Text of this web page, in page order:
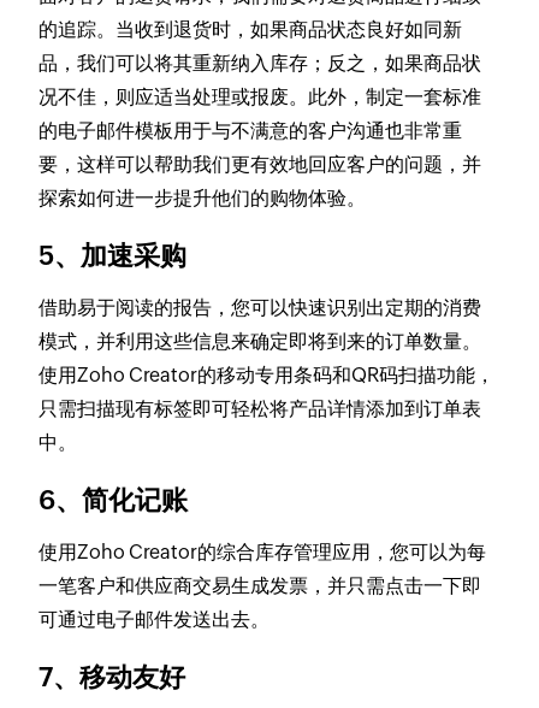
的追踪。当收到退货时，如果商品状态良好如同新
品，我们可以将其重新纳入库存；反之，如果商品状
况不佳，则应适当处理或报废。此外，制定一套标准
的电子邮件模板用于与不满意的客户沟通也非常重
要，这样可以帮助我们更有效地回应客户的问题，并
探索如何进一步提升他们的购物体验。
5、加速采购
借助易于阅读的报告，您可以快速识别出定期的消费
模式，并利用这些信息来确定即将到来的订单数量。
使用Zoho Creator的移动专用条码和QR码扫描功能，
只需扫描现有标签即可轻松将产品详情添加到订单表
中。
6、简化记账
使用Zoho Creator的综合库存管理应用，您可以为每
一笔客户和供应商交易生成发票，并只需点击一下即
可通过电子邮件发送出去。
7、移动友好